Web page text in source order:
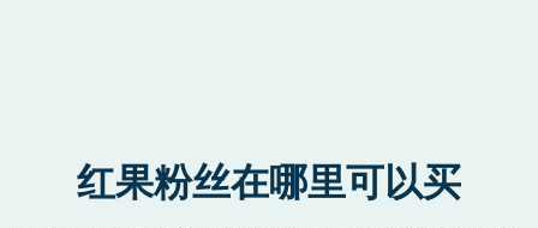
红果粉丝在哪里可以买